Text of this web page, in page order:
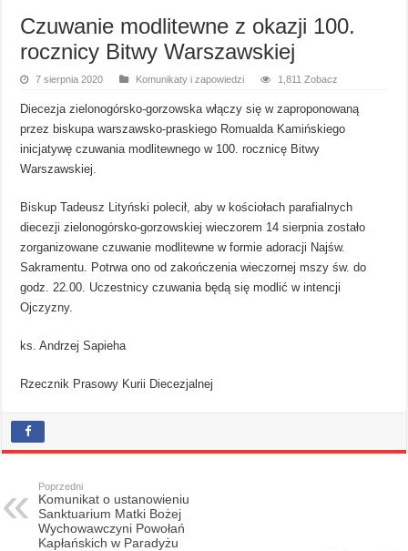
Czuwanie modlitewne z okazji 100.
rocznicy Bitwy Warszawskiej
7 sierpnia 2020 Komunikaty i zapowiedzi 1,811 Zobacz
Diecezja zielonogórsko-gorzowska włączy się w zaproponowaną
przez biskupa warszawsko-praskiego Romualda Kamińskiego
inicjatywę czuwania modlitewnego w 100. rocznicę Bitwy
Warszawskiej.
Biskup Tadeusz Lityński polecił, aby w kościołach parafialnych
diecezji zielonogórsko-gorzowskiej wieczorem 14 sierpnia zostało
zorganizowane czuwanie modlitewne w formie adoracji Najśw.
Sakramentu. Potrwa ono od zakończenia wieczornej mszy św. do
godz. 22.00. Uczestnicy czuwania będą się modlić w intencji
Ojczyzny.
ks. Andrzej Sapieha
Rzecznik Prasowy Kurii Diecezjalnej
Poprzedni
Komunikat o ustanowieniu
Sanktuarium Matki Bożej
Wychowawczyni Powołań
Kapłańskich w Paradyżu